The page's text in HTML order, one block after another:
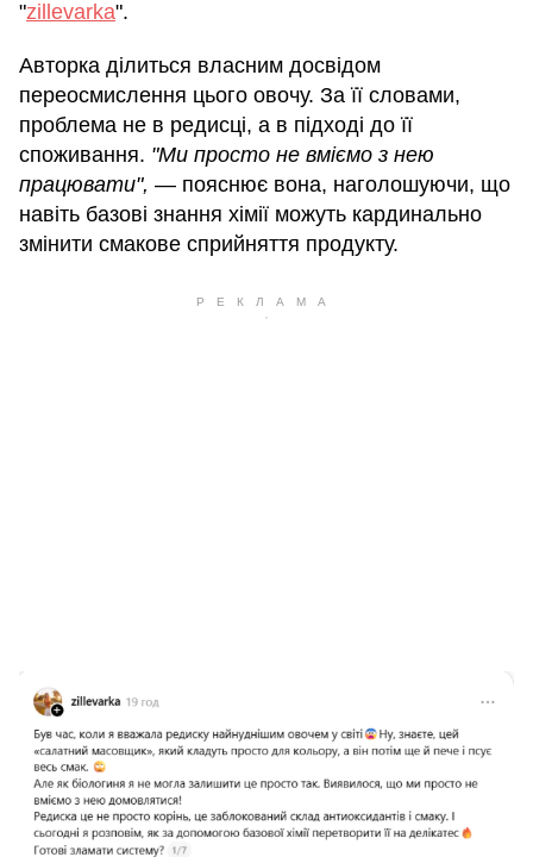
"zillevarka".
Авторка ділиться власним досвідом
переосмислення цього овочу. За її словами,
проблема не в редисці, а в підході до її
споживання. "Ми просто не вміємо з нею
працювати", — пояснює вона, наголошуючи, що
навіть базові знання хімії можуть кардинально
змінити смакове сприйняття продукту.